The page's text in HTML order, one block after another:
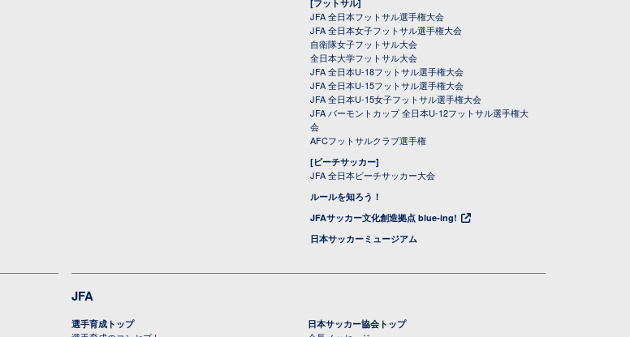
[フットサル]
JFA 全日本フットサル選手権大会
JFA 全日本女子フットサル選手権大会
自衛隊女子フットサル大会
全日本大学フットサル大会
JFA 全日本U-18フットサル選手権大会
JFA 全日本U-15フットサル選手権大会
JFA 全日本U-15女子フットサル選手権大会
JFA バーモントカップ 全日本U-12フットサル選手権大
会
AFCフットサルクラブ選手権
[ビーチサッカー]
JFA 全日本ビーチサッカー大会
ルールを知ろう！
JFAサッカー文化創造拠点 blue-ing!
日本サッカーミュージアム
JFA
選手育成トップ 日本サッカー協会トップ